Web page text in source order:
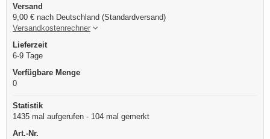
Versand
9,00 € nach Deutschland (Standardversand)
Versandkostenrechner
Lieferzeit
6-9 Tage
Verfügbare Menge
0
Statistik
1435 mal aufgerufen - 104 mal gemerkt
Art.-Nr.